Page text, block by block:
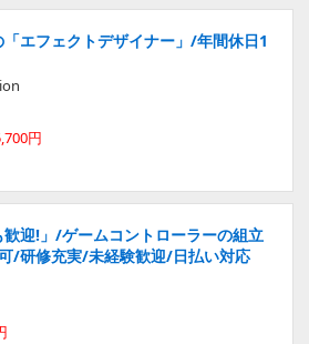
エフェクトデザイナー」/年間休日1
円
歓迎!」/ゲームコントローラーの組立
/研修充実/未経験歓迎/日払い対応